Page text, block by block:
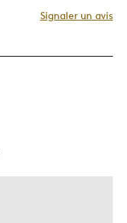
Signaler un avis